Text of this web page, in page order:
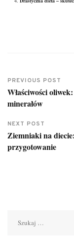
PREVIOUS POST
Właściwości
minerałów
NEXT POST
Ziemniaki na
przygotowanie